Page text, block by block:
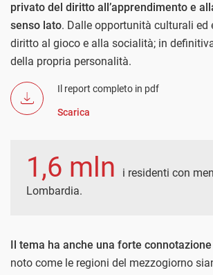
privato del diritto all’apprendimento e
senso lato. Dalle opportunità culturali ed
diritto al gioco e alla socialità; in
della propria personalità.
Il report completo in pdf
Scarica
1,6 mln
i residenti con
Lombardia.
Il tema ha anche una forte
noto come le regioni del mezzogiorno